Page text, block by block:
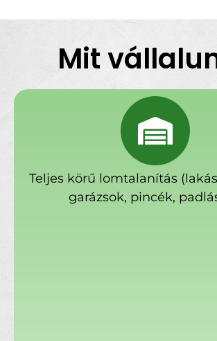
Mit
Teljes körű lomtalanítás
garázsok, pincék,